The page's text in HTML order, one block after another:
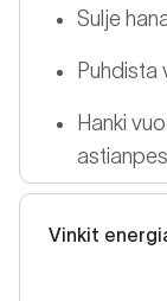
Sulje
Puhdista
Hanki
Vinkit